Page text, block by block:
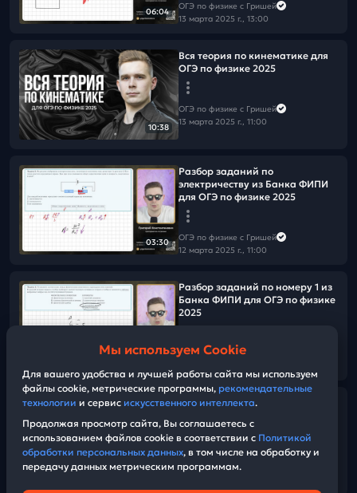
06:04
ОГЭ по физике с Гришей
13 марта 2025 г., 13:00
10:38
Вся теория по кинематике для
ОГЭ по физике 2025
ОГЭ по физике с Гришей
13 марта 2025 г., 11:00
03:30
Разбор заданий по
электричеству из Банка ФИПИ
для ОГЭ по физике 2025
ОГЭ по физике с Гришей
12 марта 2025 г., 11:00
03:06
Разбор заданий по номеру 1 из
Банка ФИПИ для ОГЭ по физике
2025
ОГЭ по физике с Гришей
08:14
Разбор новых заданий по
ОГЭ по физике 2025
ОГЭ по физике с Гришей
Мы используем Cookie
Для вашего удобства и лучшей работы сайта мы используем
файлы cookie, метрические программы, рекомендательные
технологии и сервис искусственного интеллекта.
Продолжая просмотр сайта, Вы соглашаетесь с
использованием файлов cookie в соответствии с Политикой
обработки персональных данных, в том числе на обработку и
передачу данных метрическим программам.